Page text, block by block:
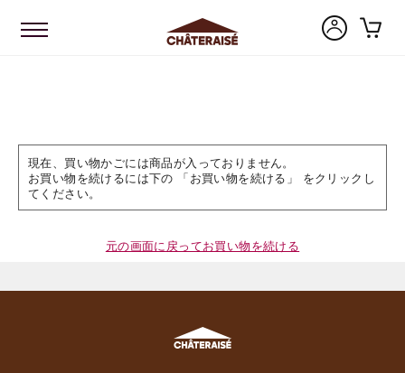
現在、買い物かごには商品が入っておりません。
お買い物を続けるには下の 「お買い物を続ける」 をクリックし
てください。
元の画面に戻ってお買い物を続ける